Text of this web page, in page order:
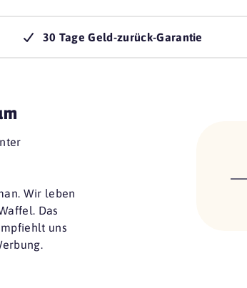
30 Tage Geld-zurück-Garantie
Wir leben
Das
uns